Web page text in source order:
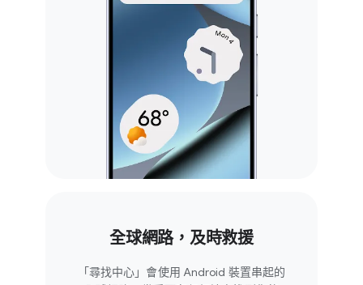
全球​網路，​及​時​救​援
「尋找​中心」​會​使用 Android 裝置​串起​的​